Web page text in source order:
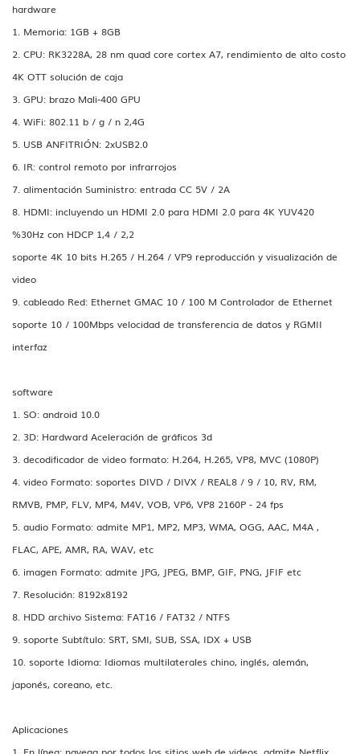
hardware
1. Memoria: 1GB + 8GB
2. CPU: RK3228A, 28 nm quad core cortex A7, rendimiento de alto costo
4K OTT solución de caja
3. GPU: brazo Mali-400 GPU
4. WiFi: 802.11 b / g / n 2,4G
5. USB ANFITRIÓN: 2xUSB2.0
6. IR: control remoto por infrarrojos
7. alimentación Suministro: entrada CC 5V / 2A
8. HDMI: incluyendo un HDMI 2.0 para HDMI 2.0 para 4K YUV420
%30Hz con HDCP 1,4 / 2,2
soporte 4K 10 bits H.265 / H.264 / VP9 reproducción y visualización de
video
9. cableado Red: Ethernet GMAC 10 / 100 M Controlador de Ethernet
soporte 10 / 100Mbps velocidad de transferencia de datos y RGMII
interfaz
software
1. SO: android 10.0
2. 3D: Hardward Aceleración de gráficos 3d
3. decodificador de video formato: H.264, H.265, VP8, MVC (1080P)
4. video Formato: soportes DIVD / DIVX / REAL8 / 9 / 10, RV, RM,
RMVB, PMP, FLV, MP4, M4V, VOB, VP6, VP8 2160P - 24 fps
5. audio Formato: admite MP1, MP2, MP3, WMA, OGG, AAC, M4A ,
FLAC, APE, AMR, RA, WAV, etc
6. imagen Formato: admite JPG, JPEG, BMP, GIF, PNG, JFIF etc
7. Resolución: 8192x8192
8. HDD archivo Sistema: FAT16 / FAT32 / NTFS
9. soporte Subtítulo: SRT, SMI, SUB, SSA, IDX + USB
10. soporte Idioma: Idiomas multilaterales chino, inglés, alemán,
japonés, coreano, etc.
Aplicaciones